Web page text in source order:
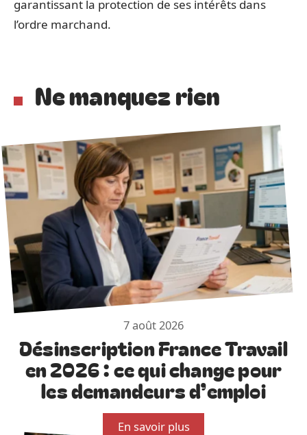
garantissant la protection de ses intérêts dans
l’ordre marchand.
Ne manquez rien
7 août 2026
Désinscription France Travail
en 2026 : ce qui change pour
les demandeurs d’emploi
En savoir plus